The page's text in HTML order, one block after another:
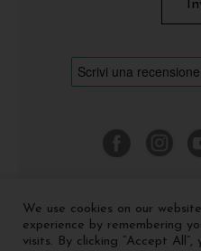
© 2026 Cinquerosso
04035591207 -
We use cookies on our
experience by remembering
visits. By clicking “Accept